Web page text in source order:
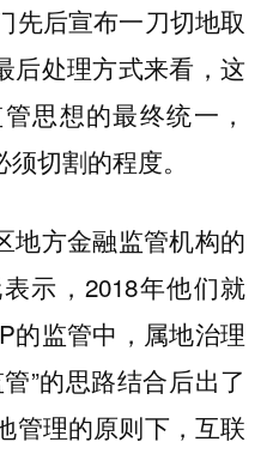
先后宣布一刀切地取
后处理方式来看，这
思想的最终统一，
切割的程度。
地方金融监管机构的
示，2018年他们就
的监管中，属地治理
”的思路结合后出了
管理的原则下，互联